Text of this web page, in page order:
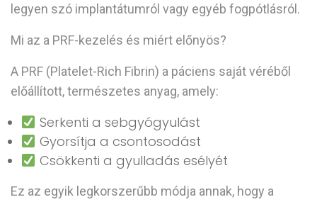
legyen szó implantátumról vagy egyéb fogpótlásról.
Mi az a PRF-kezelés és miért előnyös?
A PRF (Platelet-Rich Fibrin) a páciens saját véréből
előállított, természetes anyag, amely:
Serkenti a sebgyógyulást
Gyorsítja a csontosodást
Csökkenti a gyulladás esélyét
Ez az egyik legkorszerűbb módja annak, hogy a